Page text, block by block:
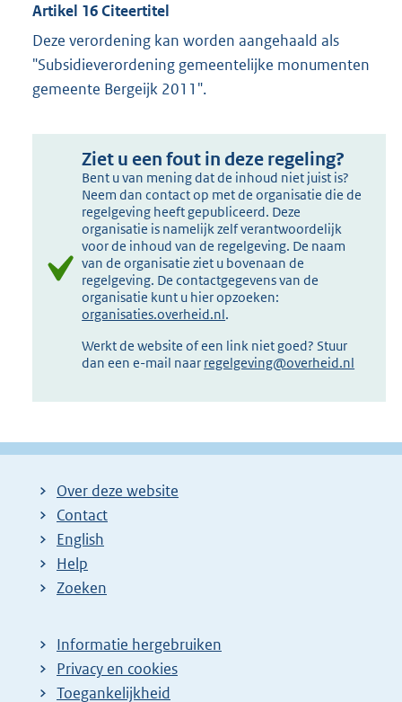
Artikel 16 Citeertitel
Deze verordening kan worden aangehaald als
"Subsidieverordening gemeentelijke monumenten
gemeente Bergeijk 2011".
Ziet u een fout in deze regeling?
Bent u van mening dat de inhoud niet juist is?
Neem dan contact op met de organisatie die de
regelgeving heeft gepubliceerd. Deze
organisatie is namelijk zelf verantwoordelijk
voor de inhoud van de regelgeving. De naam
van de organisatie ziet u bovenaan de
regelgeving. De contactgegevens van de
organisatie kunt u hier opzoeken:
organisaties.overheid.nl.
Werkt de website of een link niet goed? Stuur
dan een e-mail naar regelgeving@overheid.nl
Over deze website
Contact
English
Help
Zoeken
Informatie hergebruiken
Privacy en cookies
Toegankelijkheid